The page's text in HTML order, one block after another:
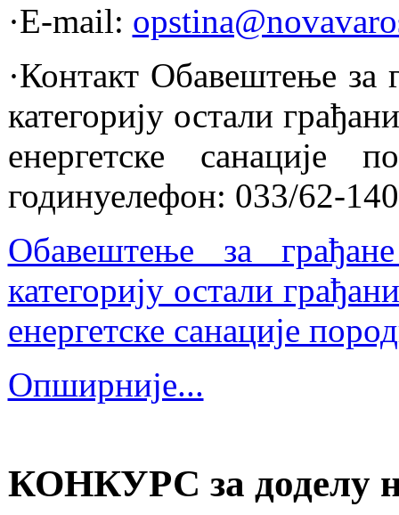
·E-mail:
·Контакт Обавештење за
категорију остали
енергетске
годинуелефон: 033/62-140
Обавештење за
категорију остали
енергетске санације
Опширније...
КОНКУРС за доделу